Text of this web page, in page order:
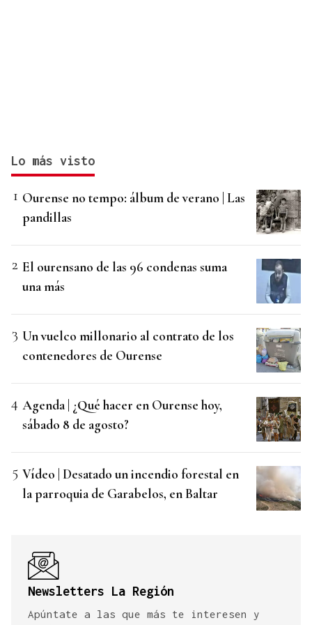
Lo más visto
Ourense no tempo: álbum de verano | Las
pandillas
El ourensano de las 96 condenas suma
una más
Un vuelco millonario al contrato de los
contenedores de Ourense
Agenda | ¿Qué hacer en Ourense hoy,
sábado 8 de agosto?
Vídeo | Desatado un incendio forestal en
la parroquia de Garabelos, en Baltar
Newsletters La Región
Apúntate a las que más te interesen y